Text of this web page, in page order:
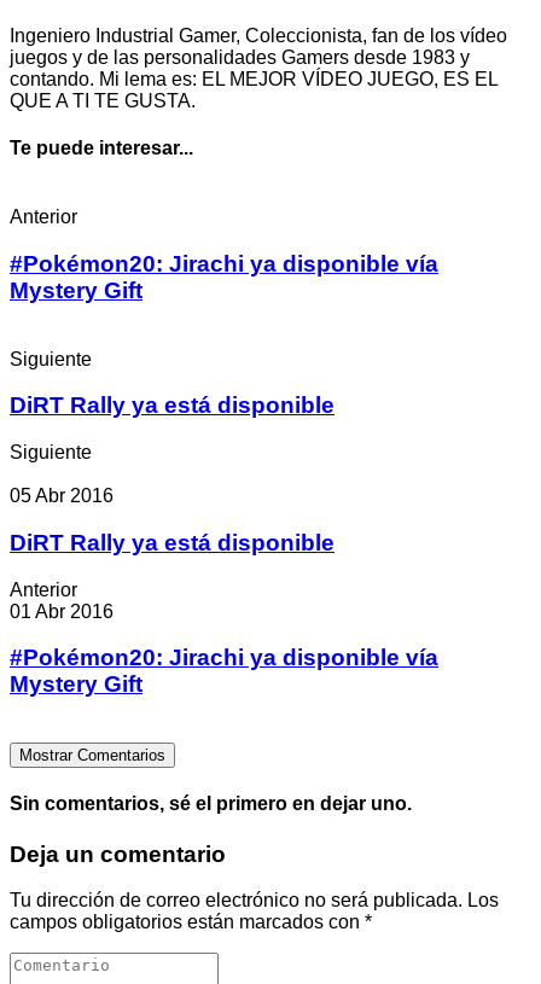
Ingeniero Industrial Gamer, Coleccionista, fan de los vídeo
juegos y de las personalidades Gamers desde 1983 y
contando. Mi lema es: EL MEJOR VÍDEO JUEGO, ES EL
QUE A TI TE GUSTA.
Te puede interesar...
Anterior
#Pokémon20: Jirachi ya disponible vía
Mystery Gift
Siguiente
DiRT Rally ya está disponible
Siguiente
05 Abr 2016
DiRT Rally ya está disponible
Anterior
01 Abr 2016
#Pokémon20: Jirachi ya disponible vía
Mystery Gift
Mostrar Comentarios
Sin comentarios, sé el primero en dejar uno.
Deja un comentario
Tu dirección de correo electrónico no será publicada. Los
campos obligatorios están marcados con *